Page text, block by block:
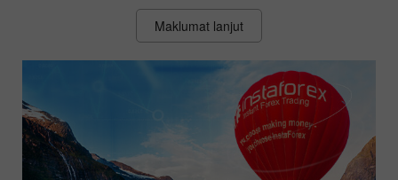
Maklumat lanjut